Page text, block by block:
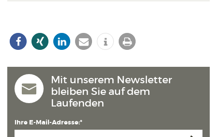
Mit unserem Newsletter
bleiben Sie auf dem
Laufenden
Ihre E-Mail-Adresse:*